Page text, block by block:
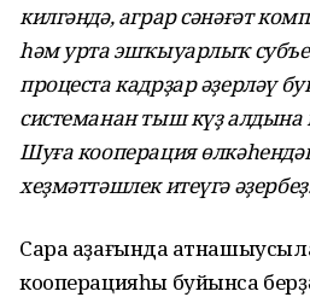
килгәндә, аграр сәнәғәт
һәм урта эшҡыуарлыҡ
процеста кадрҙар әҙерләү
системанан тыш күҙ алдына
Шуға кооперация
хеҙмәттәшлек итеүгә
Сара аҙағында
кооперацияһы буйынса